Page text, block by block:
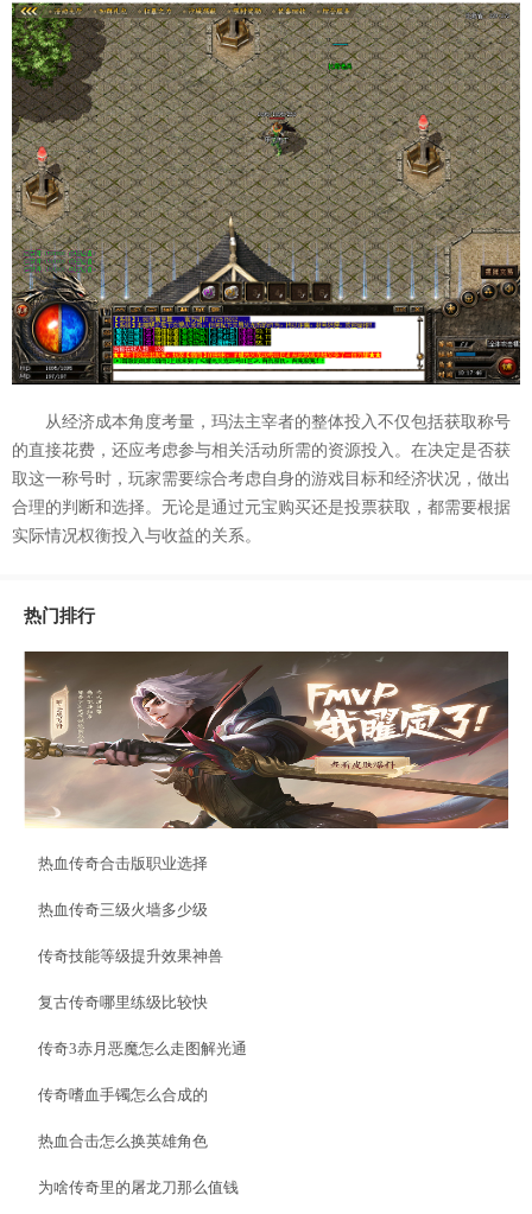
从经济成本角度考量，玛法主宰者的整体投入不仅包括获取称号
的直接花费，还应考虑参与相关活动所需的资源投入。在决定是否获
取这一称号时，玩家需要综合考虑自身的游戏目标和经济状况，做出
合理的判断和选择。无论是通过元宝购买还是投票获取，都需要根据
实际情况权衡投入与收益的关系。
热门排行
热血传奇合击版职业选择
热血传奇三级火墙多少级
传奇技能等级提升效果神兽
复古传奇哪里练级比较快
传奇3赤月恶魔怎么走图解光通
传奇嗜血手镯怎么合成的
热血合击怎么换英雄角色
为啥传奇里的屠龙刀那么值钱